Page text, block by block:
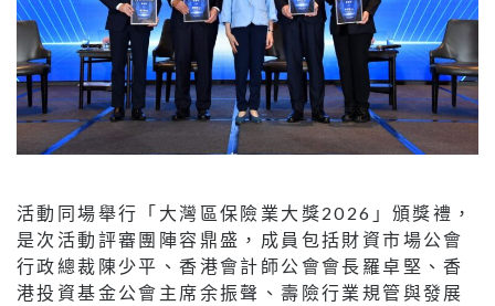
活動同場舉行「大灣區保險業大獎2026」頒獎禮，
是次活動評審團陣容鼎盛，成員包括財資市場公會
行政總裁陳少平、香港會計師公會會長羅卓堅、香
港投資基金公會主席余振聲、壽險行業規管與發展